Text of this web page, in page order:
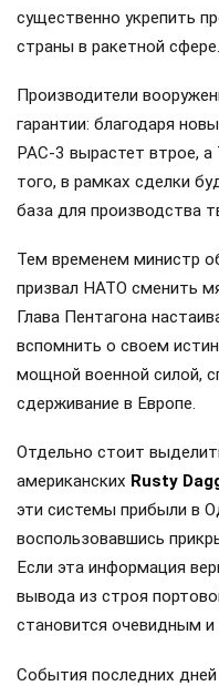
существенно укрепить
страны в ракетной сфере.
Производители
гарантии: благодаря
PAC-3 вырастет втрое,
того, в рамках сделки
база для производства
Тем временем министр
призвал НАТО сменить
Глава Пентагона
вспомнить о своем
мощной военной силой,
сдерживание в Европе.
Отдельно стоит
американских Rusty
эти системы прибыли в
воспользовавшись
Если эта информация
вывода из строя
становится очевидным
События последних